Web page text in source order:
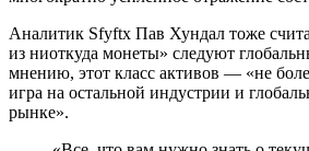
Аналитик Sfyftx Пав Хундал тоже
из ниоткуда монеты» следуют
мнению, этот класс активов — «не
игра на остальной индустрии и
рынке».